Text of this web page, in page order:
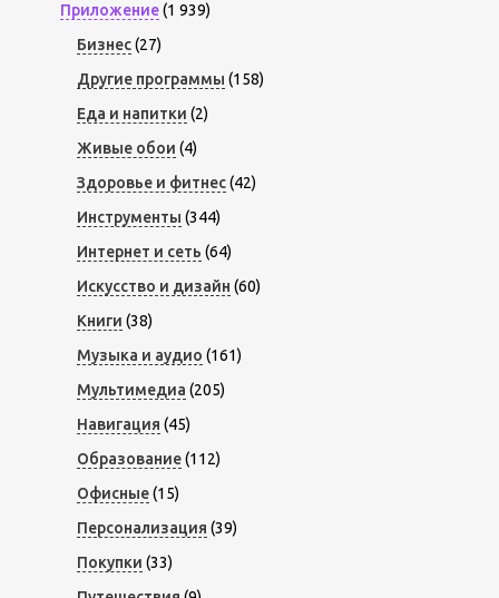
Приложение(1 939)
Бизнес(27)
Другие программы (158)
Еда и напитки (2)
Живые обои (4)
Здоровье и фитнес(42)
Инструменты (344)
Интернет и сеть (64)
Искусство и дизайн (60)
Книги (38)
Музыка и аудио (161)
Мультимедиа (205)
Навигация (45)
Образование(112)
Офисные(15)
Персонализация (39)
Покупки (33)